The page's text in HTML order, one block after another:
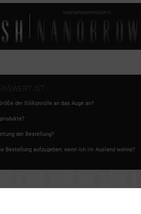
AUGENBRAUENPRODUKTE
IST
der Silikonrolle an das Auge an?
der Bestellung?
Bestellung aufzugeben, wenn ich im Ausland wohne?